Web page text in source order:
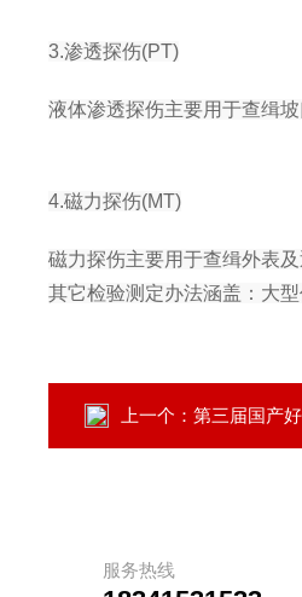
3.渗透探伤(PT)
液体渗透探伤主要用于查缉
4.磁力探伤(MT)
磁力探伤主要用于查缉外表
其它检验测定办法涵盖：大
上一个：第三届国产
服务热线